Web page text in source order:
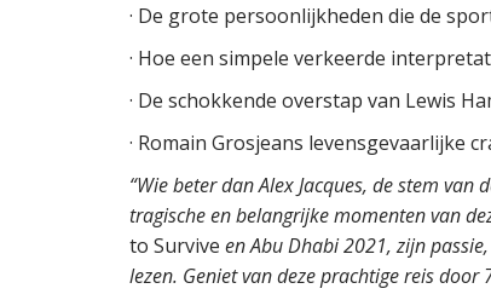
· De grote persoonlijkheden die de
· Hoe een simpele verkeerde
· De schokkende overstap van Lewis
· Romain Grosjeans levensgevaarlijke
“Wie beter dan Alex Jacques, de stem
tragische en belangrijke momenten van
to Survive en Abu Dhabi 2021, zijn
lezen. Geniet van deze prachtige reis door